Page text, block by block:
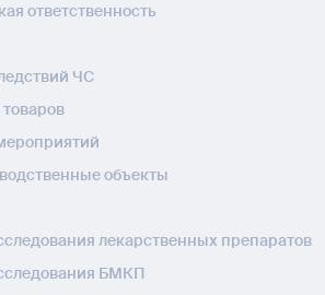
ответственность
ЧС
объекты
лекарственных препаратов
БМКП